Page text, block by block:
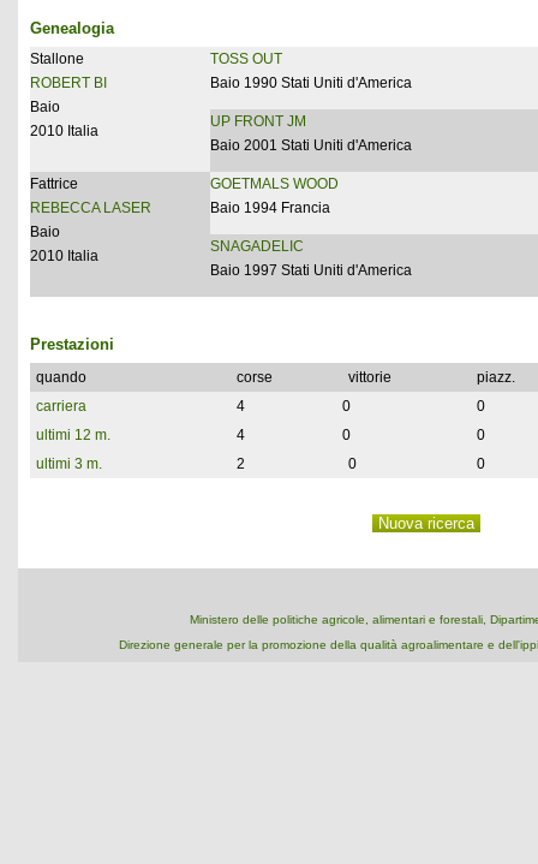
Genealogia
Stallone
ROBERT BI
Baio
2010 Italia
TOSS OUT
Baio 1990 Stati Uniti d'America
UP FRONT JM
Baio 2001 Stati Uniti d'America
Fattrice
REBECCA LASER
Baio
2010 Italia
GOETMALS WOOD
Baio 1994 Francia
SNAGADELIC
Baio 1997 Stati Uniti d'America
Prestazioni
quando corse vittorie
piazz.
carriera
4 0
0
ultimi 12 m.
4 0
0
ultimi 3 m.
2 0 0
Ministero delle politiche agricole, alimentari e forestali,
Direzione generale per la promozione della qualità agroalimentare e